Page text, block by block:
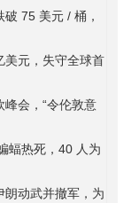
75 美元 / 桶，
美元，失守全球首
会，“令伦敦意
蝠热死，40 人为
朗动武并撤军，为